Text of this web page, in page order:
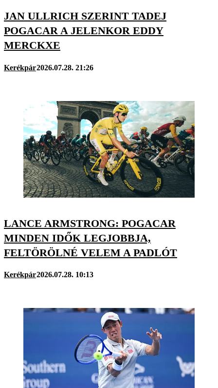
JAN ULLRICH SZERINT TADEJ
POGACAR A JELENKOR EDDY
MERCKXE
Kerékpár2026.07.28. 21:26
LANCE ARMSTRONG: POGACAR
MINDEN IDŐK LEGJOBBJA,
FELTÖRÖLNÉ VELEM A PADLÓT
Kerékpár2026.07.28. 10:13